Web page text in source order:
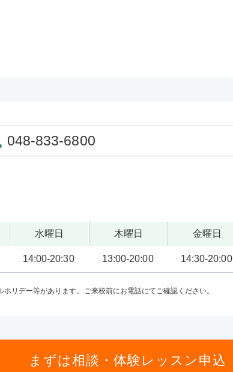
048-833-6800
水曜日
14:00-20:30
木曜日
13:00-20:00
金曜日
14:30-20:00
リデー等があります。ご来校前にお電話にてご確認ください。
まずは相談・体験レッスン申込